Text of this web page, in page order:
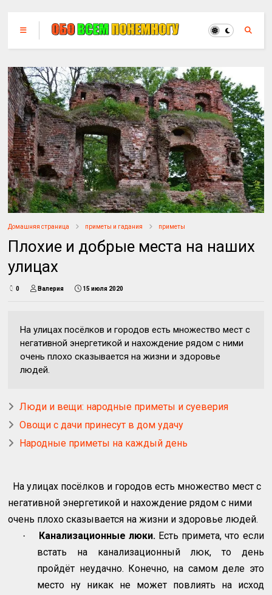
Домашняя страница приметы и гадания приметы
Плохие и добрые места на наших
улицах
0 Валерия 15 июля 2020
На улицах посёлков и городов есть множество мест с
негативной энергетикой и нахождение рядом с ними
очень плохо сказывается на жизни и здоровье
людей.
Люди и вещи: народные приметы и суеверия
Овощи с дачи принесут в дом удачу
Народные приметы на каждый день
На улицах посёлков и городов есть множество мест с
негативной энергетикой и нахождение рядом с ними
очень плохо сказывается на жизни и здоровье людей.
· Канализационные люки. Есть примета, что если
встать на канализационный люк, то день
пройдёт неудачно. Конечно, на самом деле это
место ну никак не может повлиять на исход